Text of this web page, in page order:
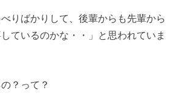
りばかりして、後輩からも先輩から
ているのかな・・」と思われていま
？って？